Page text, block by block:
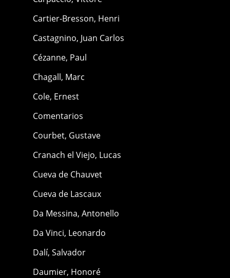
Cartier-Bresson, Henri
Castagnino, Juan Carlos
Cézanne, Paul
Chagall, Marc
Cole, Ernest
Comentarios
Courbet, Gustave
Cranach el Viejo, Lucas
Cueva de Chauvet
Cueva de Lascaux
Da Messina, Antonello
Da Vinci, Leonardo
Dalí, Salvador
Daumier, Honoré